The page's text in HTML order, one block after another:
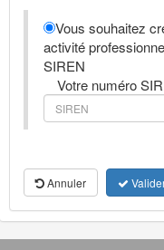
Vous souhaitez
activité
SIREN
Votre numéro
Annuler